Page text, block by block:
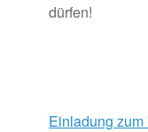
dürfen!
Einladung